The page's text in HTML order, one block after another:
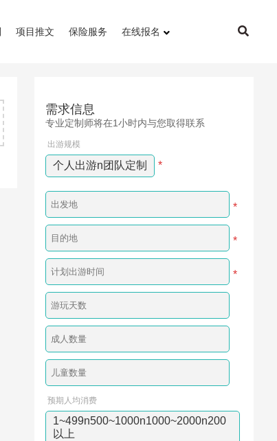
项目推文 保险服务 在线报名
需求信息
专业定制师将在1小时内与您取得联系
出游规模
个人出游n团队定制 *
*
*
*
预期人均消费
1~499n500~1000n1000~2000n200
以上